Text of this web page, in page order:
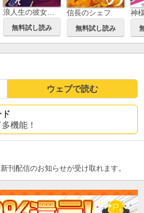
浪人生の彼女とスーパーで
無料試し読み
信長のシェフ
無料試し読み
神
ウェブで読む
機能！
刊配信のお知らせが受け取れます。